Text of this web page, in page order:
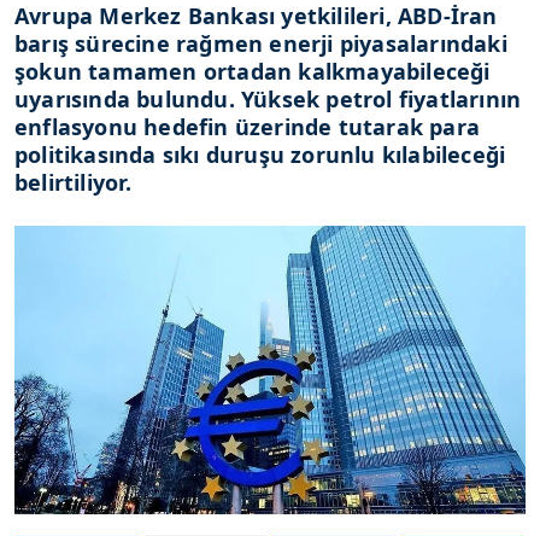
Avrupa Merkez Bankası yetkilileri, ABD-İran
barış sürecine rağmen enerji piyasalarındaki
şokun tamamen ortadan kalkmayabileceği
uyarısında bulundu. Yüksek petrol fiyatlarının
enflasyonu hedefin üzerinde tutarak para
politikasında sıkı duruşu zorunlu kılabileceği
belirtiliyor.